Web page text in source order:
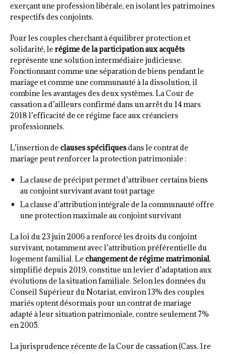
exerçant une profession libérale, en isolant les patrimoines
respectifs des conjoints.
Pour les couples cherchant à équilibrer protection et
solidarité, le régime de la participation aux acquêts
représente une solution intermédiaire judicieuse.
Fonctionnant comme une séparation de biens pendant le
mariage et comme une communauté à la dissolution, il
combine les avantages des deux systèmes. La Cour de
cassation a d’ailleurs confirmé dans un arrêt du 14 mars
2018 l’efficacité de ce régime face aux créanciers
professionnels.
L’insertion de clauses spécifiquesdans le contrat de
mariage peut renforcer la protection patrimoniale :
La clause de préciput permet d’attribuer certains biens
au conjoint survivant avant tout partage
La clause d’attribution intégrale de la communauté offre
une protection maximale au conjoint survivant
La loi du 23 juin 2006 a renforcé les droits du conjoint
survivant, notamment avec l’attribution préférentielle du
logement familial. Le changement de régime matrimonial,
simplifié depuis 2019, constitue un levier d’adaptation aux
évolutions de la situation familiale. Selon les données du
Conseil Supérieur du Notariat, environ 13% des couples
mariés optent désormais pour un contrat de mariage
adapté à leur situation patrimoniale, contre seulement 7%
en 2005.
La jurisprudence récente de la Cour de cassation (Cass. 1re